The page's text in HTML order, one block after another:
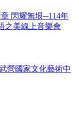
閃耀無垠─114年
之美線上音樂會
營國家文化藝術中